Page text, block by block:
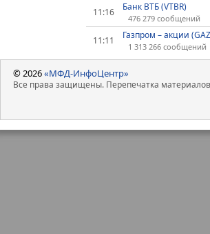
11:16 Банк ВТБ (VTBR)
476 279 сообщений
11:11 Газпром – акции
1 313 266 сообщений
© 2026«МФД-ИнфоЦентр»
Все права защищены. Перепечатка